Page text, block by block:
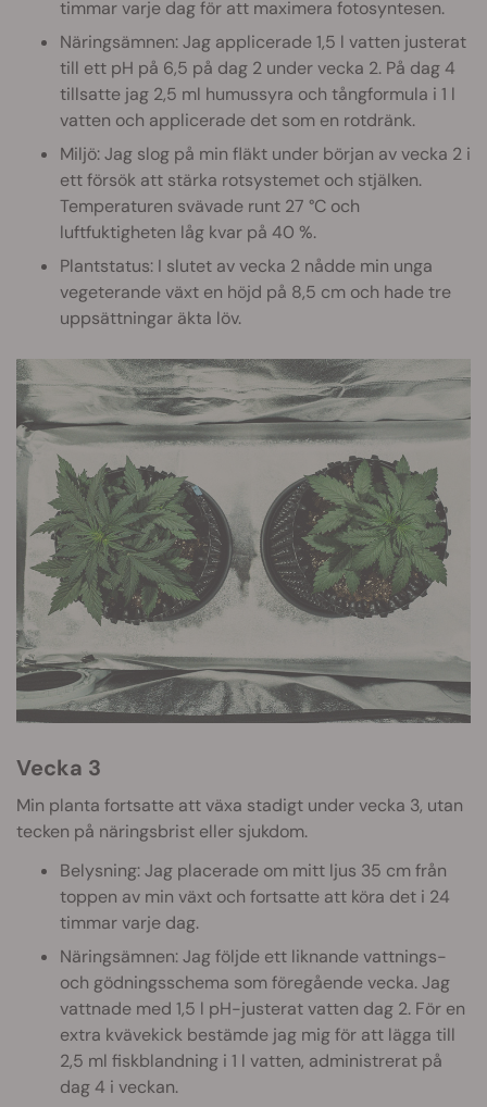
timmar varje dag för att maximera fotosyntesen.
Näringsämnen: Jag applicerade 1,5 l vatten justerat
till ett pH på 6,5 på dag 2 under vecka 2. På dag 4
tillsatte jag 2,5 ml humussyra och tångformula i 1 l
vatten och applicerade det som en rotdränk.
Miljö: Jag slog på min fläkt under början av vecka 2 i
ett försök att stärka rotsystemet och stjälken.
Temperaturen svävade runt 27 °C och
luftfuktigheten låg kvar på 40 %.
Plantstatus: I slutet av vecka 2 nådde min unga
vegeterande växt en höjd på 8,5 cm och hade tre
uppsättningar äkta löv.
Vecka 3
Min planta fortsatte att växa stadigt under vecka 3, utan
tecken på näringsbrist eller sjukdom.
Belysning: Jag placerade om mitt ljus 35 cm från
toppen av min växt och fortsatte att köra det i 24
timmar varje dag.
Näringsämnen: Jag följde ett liknande vattnings-
och gödningsschema som föregående vecka. Jag
vattnade med 1,5 l pH-justerat vatten dag 2. För en
extra kvävekick bestämde jag mig för att lägga till
2,5 ml fiskblandning i 1 l vatten, administrerat på
dag 4 i veckan.